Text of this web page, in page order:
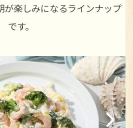
が楽しみになるラインナップ
です。